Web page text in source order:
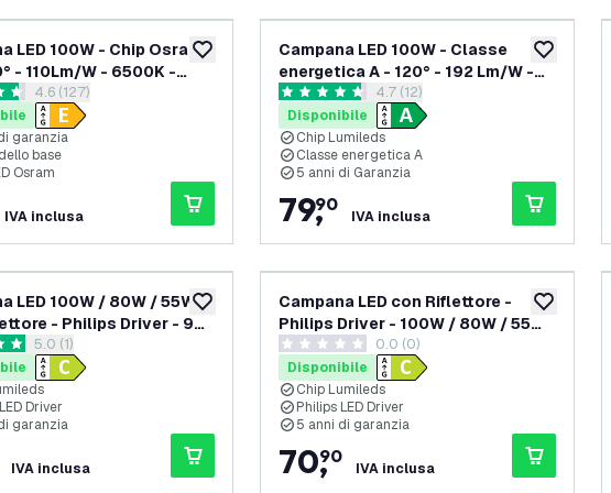
aggiungi alla lista desideri
LED 100W - Chip Osram
- 110Lm/W - 6500K -
di garanzia
apri il cassetto delle recensioni
valutazione
4.6 (127)
garanzia
base
Osram
IVA inclusa
aggiungi
Campana LED 100W - Classe
energetica A - 120° - 192 Lm/W -
4000K - IP65 - Dimmerabile
apri il cassetto delle recensioni
4.7 stelle di valutazione
4.7 (12)
Disponibile
Chip Lumileds
Classe energetica A
5 anni di Garanzia
79,
90
IVA inclusa
aggiungi alla lista desideri
LED 100W / 80W / 55W
- Philips Driver - 90°
- 4000K - IP65 -
- 5 anni di garanzia
apri il cassetto delle recensioni
5.0 (1)
Driver
garanzia
IVA inclusa
aggiungi
Campana LED con Riflettore -
Philips Driver - 100W / 80W / 55W
- 90° - 175lm/W - 6500K - IP65 -
Dimmerabile - 5 anni di garanzia
0 stelle di valutazione
0.0 (0)
Disponibile
Chip Lumileds
Philips LED Driver
5 anni di garanzia
70,
90
IVA inclusa